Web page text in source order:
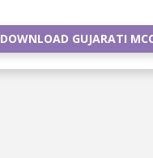
DOWNLOAD GUJARATI